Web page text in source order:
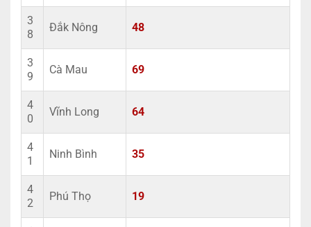
3
8
Đắk Nông 48
3
9
Cà Mau 69
4
0
Vĩnh Long 64
4
1
Ninh Bình 35
4
2
Phú Thọ 19